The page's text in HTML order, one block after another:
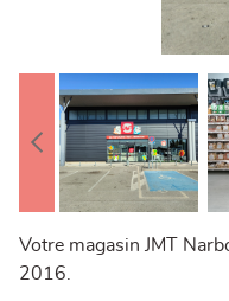
Votre magasin JMT
2016.